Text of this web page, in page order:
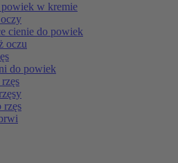
w kremie
cienie do powiek
oczu
do powiek
rzęs